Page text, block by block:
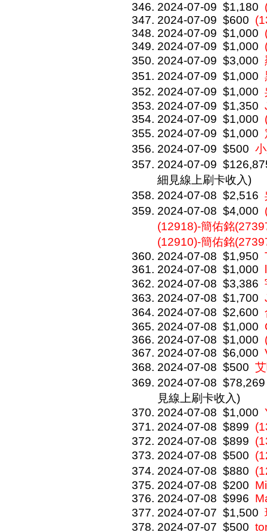
2024-07-09 $1,180
2024-07-09 $600
2024-07-09 $1,000
2024-07-09 $1,000
2024-07-09 $3,000
2024-07-09 $1,000
2024-07-09 $1,000
2024-07-09 $1,350
2024-07-09 $1,000
2024-07-09 $1,000
2024-07-09 $500
2024-07-09
細見線上刷卡收入)
2024-07-08 $2,516
2024-07-08 $4,000
(12918)-簡佑銘
(12910)-簡佑銘
2024-07-08 $1,950
2024-07-08 $1,000
2024-07-08 $3,386
2024-07-08 $1,700
2024-07-08 $2,600
2024-07-08 $1,000
2024-07-08 $1,000
2024-07-08 $6,000
2024-07-08 $500
2024-07-08 $78,269
見線上刷卡收入)
2024-07-08 $1,000
2024-07-08 $899
2024-07-08 $899
2024-07-08 $500
2024-07-08 $880
2024-07-08 $200
2024-07-08 $996
2024-07-07 $1,500
2024-07-07 $500